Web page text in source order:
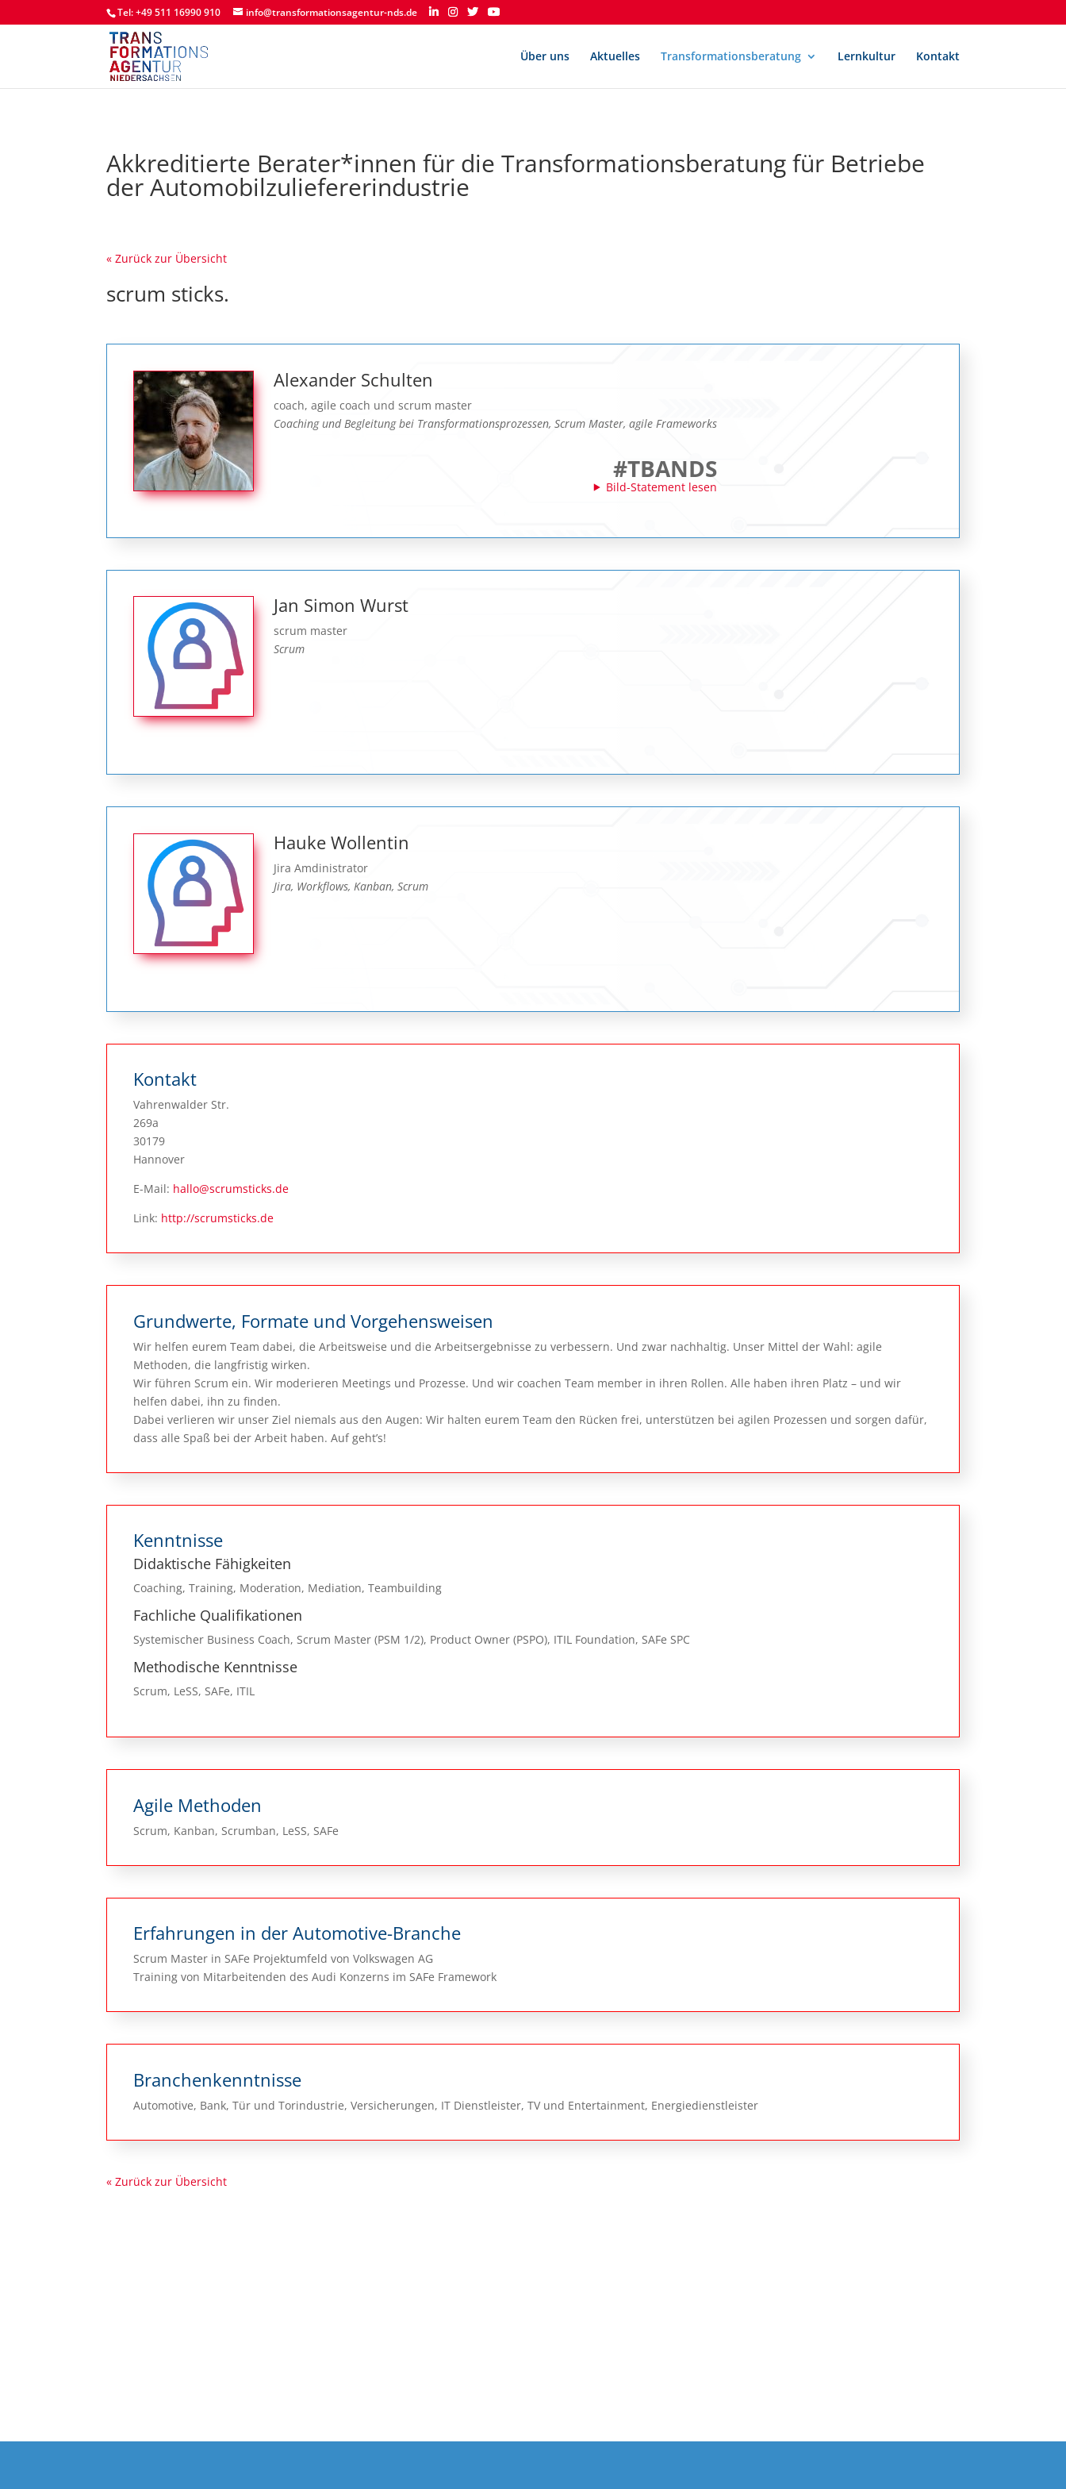
Tel: +49 511 16990 910 info@transformationsagentur-nds.de
Über uns Aktuelles Transformationsberatung Lernkultur Kontakt
Akkreditierte Berater*innen für die Transformationsberatung für Betriebe
der Automobilzuliefererindustrie
« Zurück zur Übersicht
scrum sticks.
Alexander Schulten
coach, agile coach und scrum master
Coaching und Begleitung bei Transformationsprozessen, Scrum Master, agile Frameworks
#TBANDS
Bild-Statement lesen
Jan Simon Wurst
scrum master
Scrum
Hauke Wollentin
Jira Amdinistrator
Jira, Workflows, Kanban, Scrum
Kontakt
Vahrenwalder Str.
269a
30179
Hannover
E-Mail: hallo@scrumsticks.de
Link: http://scrumsticks.de
Grundwerte, Formate und Vorgehensweisen
Wir helfen eurem Team dabei, die Arbeitsweise und die Arbeitsergebnisse zu verbessern. Und zwar nachhaltig. Unser Mittel der Wahl: agile
Methoden, die langfristig wirken.
Wir führen Scrum ein. Wir moderieren Meetings und Prozesse. Und wir coachen Team member in ihren Rollen. Alle haben ihren Platz – und wir
helfen dabei, ihn zu finden.
Dabei verlieren wir unser Ziel niemals aus den Augen: Wir halten eurem Team den Rücken frei, unterstützen bei agilen Prozessen und sorgen dafür,
dass alle Spaß bei der Arbeit haben. Auf geht’s!
Kenntnisse
Didaktische Fähigkeiten
Coaching, Training, Moderation, Mediation, Teambuilding
Fachliche Qualifikationen
Systemischer Business Coach, Scrum Master (PSM 1/2), Product Owner (PSPO), ITIL Foundation, SAFe SPC
Methodische Kenntnisse
Scrum, LeSS, SAFe, ITIL
Agile Methoden
Scrum, Kanban, Scrumban, LeSS, SAFe
Erfahrungen in der Automotive-Branche
Scrum Master in SAFe Projektumfeld von Volkswagen AG
Training von Mitarbeitenden des Audi Konzerns im SAFe Framework
Branchenkenntnisse
Automotive, Bank, Tür und Torindustrie, Versicherungen, IT Dienstleister, TV und Entertainment, Energiedienstleister
« Zurück zur Übersicht